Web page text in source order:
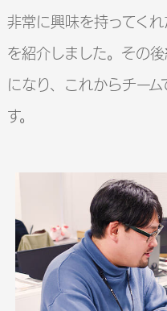
非常に興味を持ってくれ
を紹介しました。その
になり、これからチー
す。